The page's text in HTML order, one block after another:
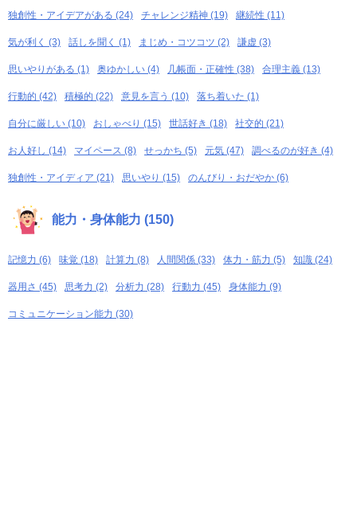
独創性・アイデアがある (24) チャレンジ精神 (19) 継続性 (11)
気が利く (3) 話しを聞く (1) まじめ・コツコツ (2) 謙虚 (3)
思いやりがある (1) 奥ゆかしい (4) 几帳面・正確性 (38) 合理主義 (13)
行動的 (42) 積極的 (22) 意見を言う (10) 落ち着いた (1)
自分に厳しい (10) おしゃべり (15) 世話好き (18) 社交的 (21)
お人好し (14) マイペース (8) せっかち (5) 元気 (47) 調べるのが好き (4)
独創性・アイディア (21) 思いやり (15) のんびり・おだやか (6)
能力・身体能力 (150)
記憶力 (6) 味覚 (18) 計算力 (8) 人間関係 (33) 体力・筋力 (5) 知識 (24)
器用さ (45) 思考力 (2) 分析力 (28) 行動力 (45) 身体能力 (9)
コミュニケーション能力 (30)